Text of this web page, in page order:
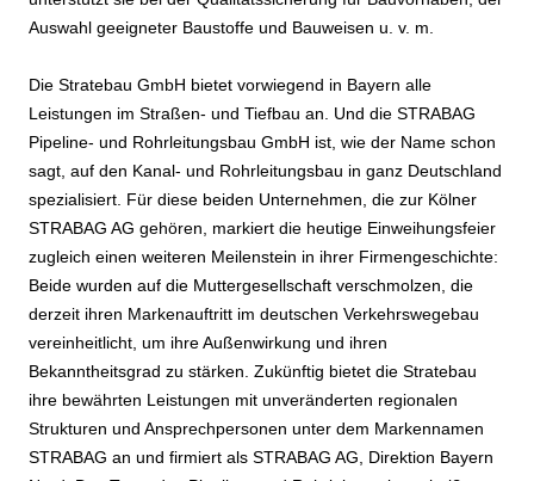
Auswahl geeigneter Baustoffe und Bauweisen u. v. m.
Die Stratebau GmbH bietet vorwiegend in Bayern alle
Leistungen im Straßen- und Tiefbau an. Und die STRABAG
Pipeline- und Rohrleitungsbau GmbH ist, wie der Name schon
sagt, auf den Kanal- und Rohrleitungsbau in ganz Deutschland
spezialisiert. Für diese beiden Unternehmen, die zur Kölner
STRABAG AG gehören, markiert die heutige Einweihungsfeier
zugleich einen weiteren Meilenstein in ihrer Firmengeschichte:
Beide wurden auf die Muttergesellschaft verschmolzen, die
derzeit ihren Markenauftritt im deutschen Verkehrswegebau
vereinheitlicht, um ihre Außenwirkung und ihren
Bekanntheitsgrad zu stärken. Zukünftig bietet die Stratebau
ihre bewährten Leistungen mit unveränderten regionalen
Strukturen und Ansprechpersonen unter dem Markennamen
STRABAG an und firmiert als STRABAG AG, Direktion Bayern